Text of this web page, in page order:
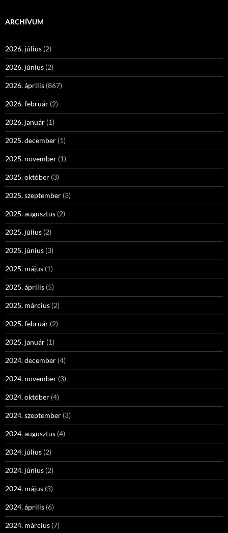
ARCHÍVUM
2026. július (2)
2026. június (2)
2026. április (867)
2026. február (2)
2026. január (1)
2025. december (1)
2025. november (1)
2025. október (3)
2025. szeptember (3)
2025. augusztus (2)
2025. július (2)
2025. június (3)
2025. május (1)
2025. április (5)
2025. március (2)
2025. február (2)
2025. január (1)
2024. december (4)
2024. november (3)
2024. október (4)
2024. szeptember (3)
2024. augusztus (4)
2024. július (2)
2024. június (2)
2024. május (3)
2024. április (6)
2024. március (7)